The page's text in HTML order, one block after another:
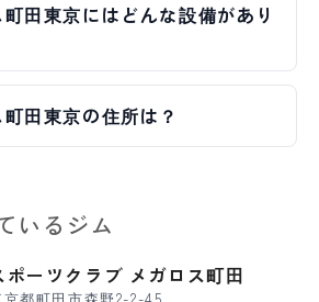
田東京にはどんな設備があり
田東京の住所は？
いるジム
ポーツクラブ メガロス町田